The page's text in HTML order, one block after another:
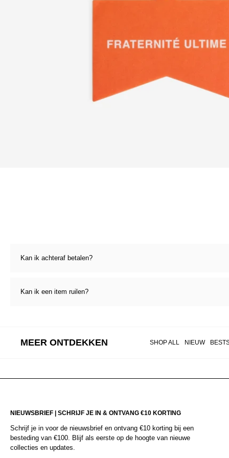
Kan ik achteraf betalen?
Kan ik een item ruilen?
MEER ONTDEKKEN SHOP ALL NIEUW
NIEUWSBRIEF | SCHRIJF JE IN & ONTVANG €10 KORTING
Schrijf je in voor de nieuwsbrief en ontvang €10 korting bij een
besteding van €100. Blijf als eerste op de hoogte van nieuwe
collecties en updates.